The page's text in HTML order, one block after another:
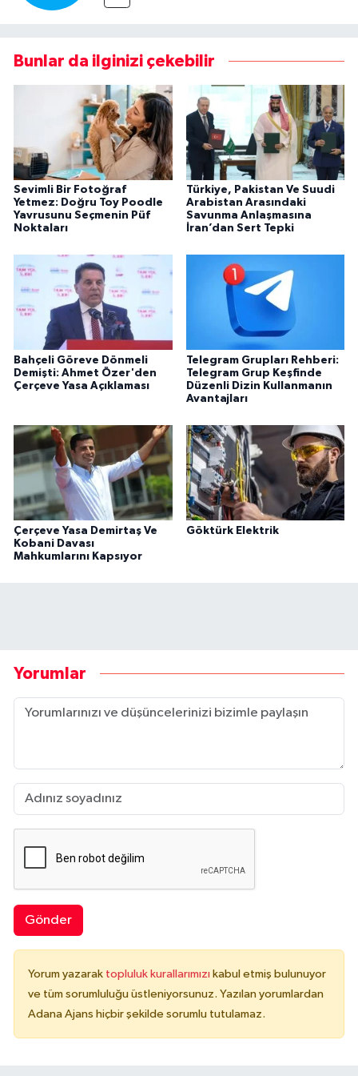
Bunlar da ilginizi çekebilir
Sevimli Bir Fotoğraf
Yetmez: Doğru Toy Poodle
Yavrusunu Seçmenin Püf
Noktaları
Türkiye, Pakistan Ve Suudi
Arabistan Arasındaki
Savunma Anlaşmasına
İran’dan Sert Tepki
Bahçeli Göreve Dönmeli
Demişti: Ahmet Özer'den
Çerçeve Yasa Açıklaması
Telegram Grupları Rehberi:
Telegram Grup Keşfinde
Düzenli Dizin Kullanmanın
Avantajları
Çerçeve Yasa Demirtaş Ve
Kobani Davası
Mahkumlarını Kapsıyor
Göktürk Elektrik
Yorumlar
Gönder
Yorum yazarak topluluk kurallarımızı kabul etmiş bulunuyor
ve tüm sorumluluğu üstleniyorsunuz. Yazılan yorumlardan
Adana Ajans hiçbir şekilde sorumlu tutulamaz.